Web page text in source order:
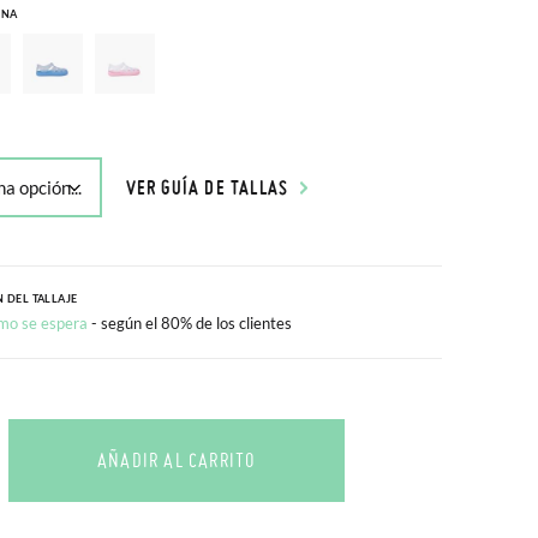
VER GUÍA DE TALLAS
DEL TALLAJE
se espera - según el 80% de los clientes
AÑADIR AL CARRITO